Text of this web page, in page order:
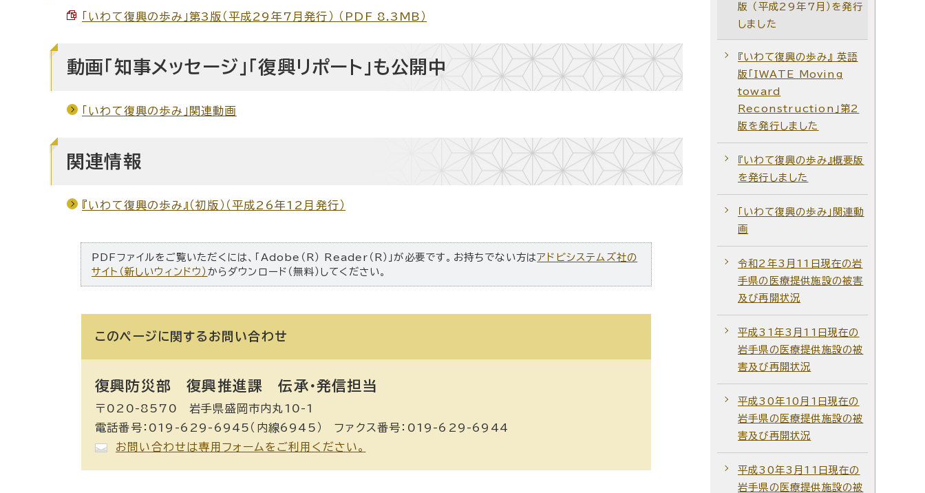
「いわて復興の歩み」第3版（平成29年7月発行） （PDF 8.3MB）
動画「知事メッセージ」「復興リポート」も公開中
「いわて復興の歩み」関連動画
関連情報
『いわて復興の歩み』（初版）（平成26年12月発行）
PDFファイルをご覧いただくには、「Adobe（R） Reader（R）」が必要です。お持ちでない方はアドビシステムズ社の
サイト（新しいウィンドウ） からダウンロード（無料）してください。
このページに関する お問い合わせ
復興防災部 復興推進課 伝承・発信担当
〒020-8570 岩手県盛岡市内丸10-1
電話番号：019-629-6945（内線6945） ファクス番号：019-629-6944
お問い合わせは専用フォームをご利用ください。
版 （平成29年7月）を発行
しました
『いわて復興の歩み』 英語
版「IWATE Moving
toward
Reconstruction」第2
版を発行しました
『いわて復興の歩み』概要版
を発行しました
「いわて復興の歩み」関連動
画
令和2年3月11日現在の岩
手県の医療提供施設の被害
及び再開状況
平成31年3月11日現在の
岩手県の医療提供施設の被
害及び再開状況
平成30年10月1日現在の
岩手県の医療提供施設の被
害及び再開状況
平成30年3月11日現在の
岩手県の医療提供施設の被